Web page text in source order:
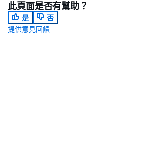
此頁面是否有幫助？
是
否
提供意見回饋